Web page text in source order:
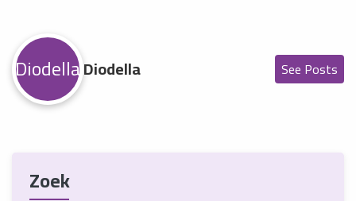
DiodellaDiodella See Posts
Zoek